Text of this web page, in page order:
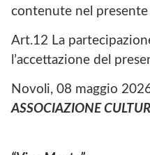
contenute nel presente
Art.12 La
l’accettazione del
Novoli, 08 maggio
ASSOCIAZIONE